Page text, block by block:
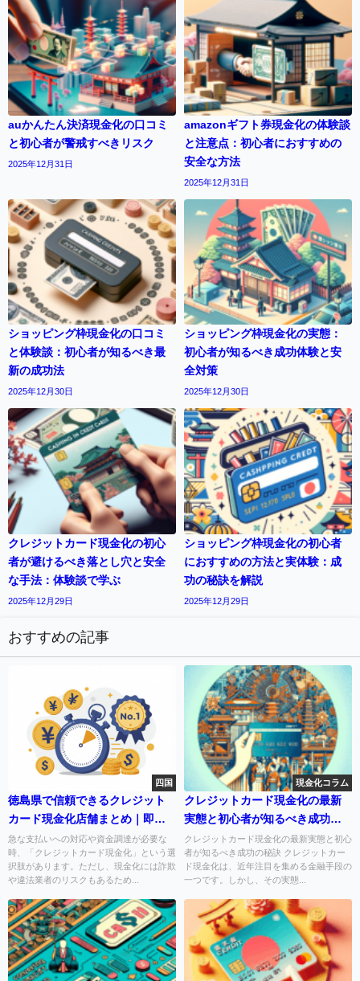
auかんたん決済現金化の口コミ
と初心者が警戒すべきリスク
2025年12月31日
amazonギフト券現金化の体験談
と注意点：初心者におすすめの
安全な方法
2025年12月31日
ショッピング枠現金化の口コミ
と体験談：初心者が知るべき最
新の成功法
2025年12月30日
ショッピング枠現金化の実態：
初心者が知るべき成功体験と安
全対策
2025年12月30日
クレジットカード現金化の初心
者が避けるべき落とし穴と安全
な手法：体験談で学ぶ
2025年12月29日
ショッピング枠現金化の初心者
におすすめの方法と実体験：成
功の秘訣を解説
2025年12月29日
おすすめの記事
四国
徳島県で信頼できるクレジット
カード現金化店舗まとめ｜即日
対応・対面で安心の業者を紹介
急な支払いへの対応や資金調達が必要な
時、「クレジットカード現金化」という選
択肢があります。ただし、現金化には詐欺
や違法業者のリスクもあるため...
現金化コラム
クレジットカード現金化の最新
実態と初心者が知るべき成功の
秘訣
クレジットカード現金化の最新実態と初心
者が知るべき成功の秘訣 クレジットカー
ド現金化は、近年注目を集める金融手段の
一つです。しかし、その実態...